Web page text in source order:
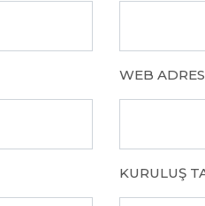
WEB
KURULUŞ